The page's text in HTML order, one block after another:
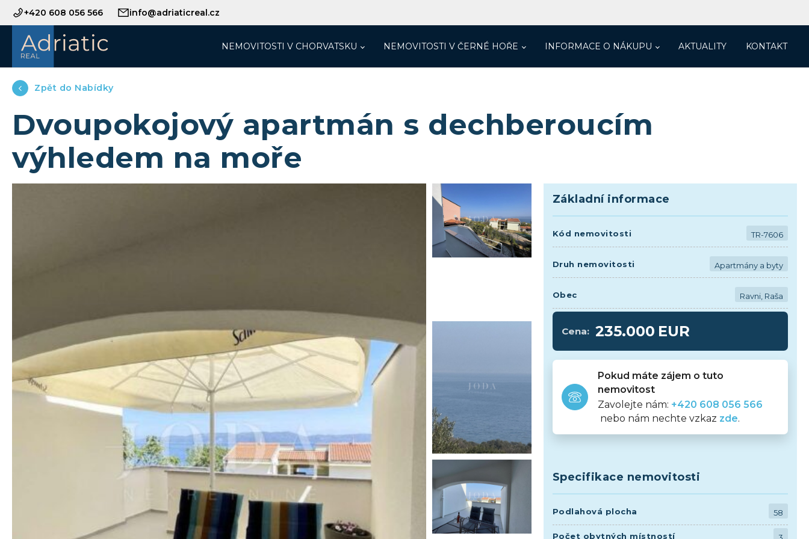
+420 608 056 566 info@adriaticreal.cz
NEMOVITOSTI V CHORVATSKU NEMOVITOSTI V ČERNÉ HOŘE INFORMACE O NÁKUPU AKTUALITY KONTAKT
Zpět do Nabídky
Dvoupokojový apartmán s dechberoucím
výhledem na moře
Základní informace
Kód nemovitosti TR-7606
Druh nemovitosti Apartmány a byty
Obec Ravni, Raša
Cena: 235.000 EUR
Pokud máte zájem o tuto
nemovitost
Zavolejte nám: +420 608 056 566
nebo nám nechte vzkaz zde.
Specifikace nemovitosti
Podlahová plocha 58
Počet obytných místností